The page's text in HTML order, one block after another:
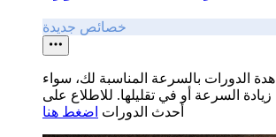
خصائص جديدة
الدورات بالسرعة المناسبة لك، سواء
السرعة أو في تقليلها. للاطلاع على
أحدث الدورات اضغط هنا